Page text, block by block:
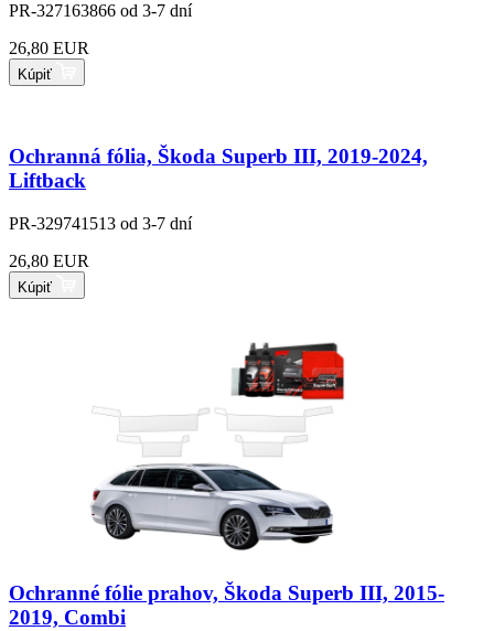
PR-327163866 od 3-7 dní
26,80 EUR
Kúpiť
Ochranná fólia, Škoda Superb III, 2019-2024,
Liftback
PR-329741513 od 3-7 dní
26,80 EUR
Kúpiť
Ochranné fólie prahov, Škoda Superb III, 2015-
2019, Combi